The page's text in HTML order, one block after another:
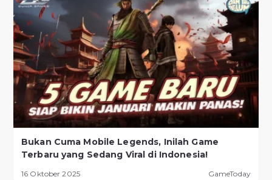
Bukan Cuma Mobile Legends, Inilah Game
Terbaru yang Sedang Viral di Indonesia!
16 Oktober 2025 GameToday